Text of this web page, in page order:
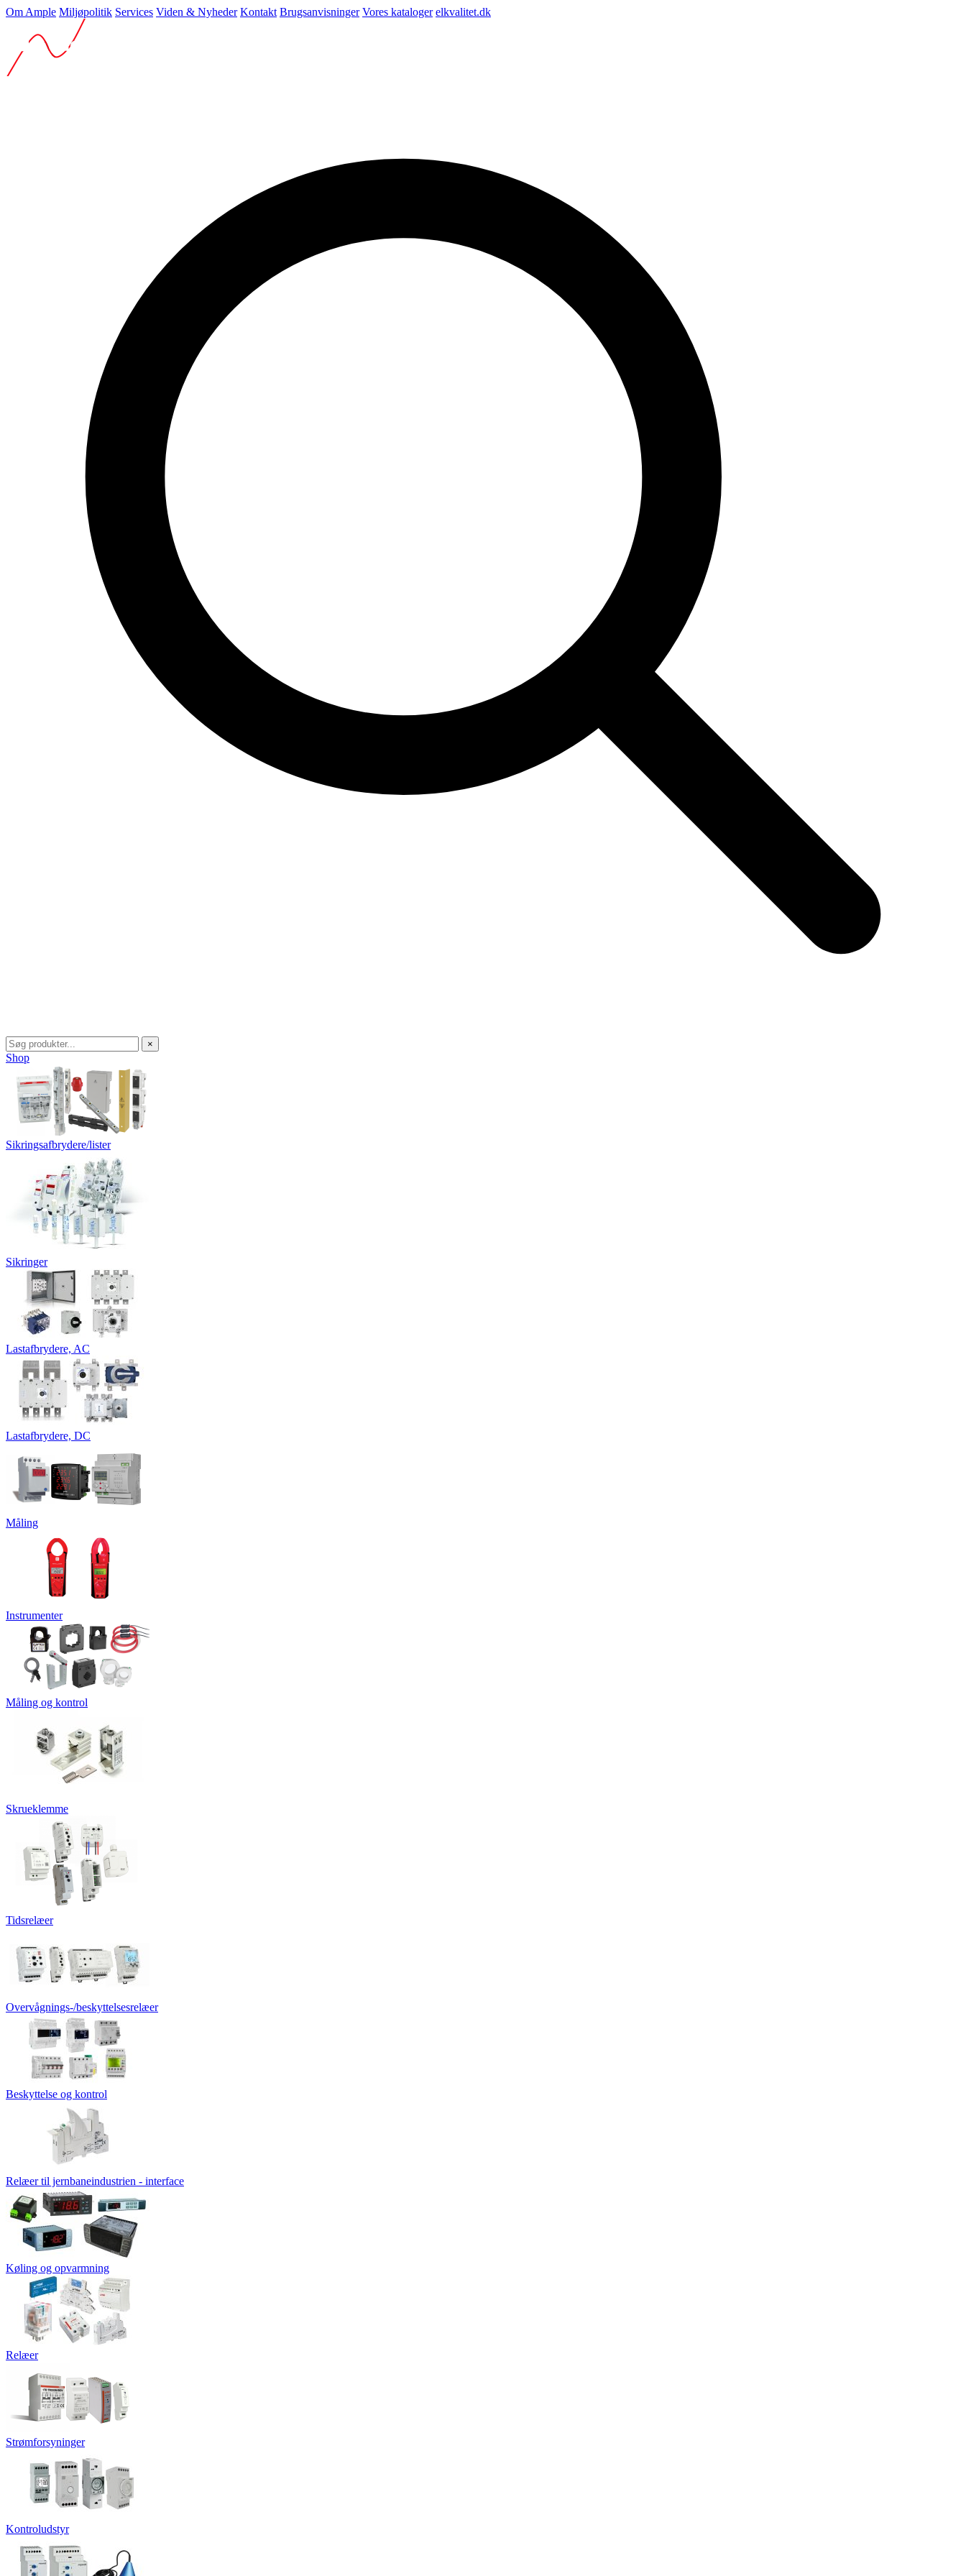
Om Ample Miljøpolitik Services Viden & Nyheder Kontakt Brugsanvisninger Vores kataloger elkvalitet.dk
×
Shop
Sikringsafbrydere/lister
Sikringer
Lastafbrydere, AC
Lastafbrydere, DC
Måling
Instrumenter
Måling og kontrol
Skrueklemme
Tidsrelæer
Overvågnings-/beskyttelsesrelæer
Beskyttelse og kontrol
Relæer til jernbaneindustrien - interface
Køling og opvarmning
Relæer
Strømforsyninger
Kontroludstyr